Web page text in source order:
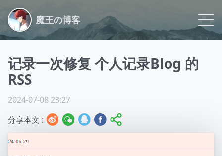
魔王の博客
Life
Logs
Archive
记录一次修复 个人记录Blog 的
RSS
2024-07-08 23:27
分享本文 :